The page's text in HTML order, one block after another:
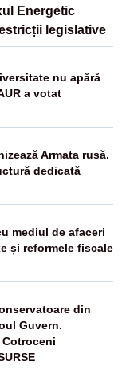
Energetic
legislative
nu apără
a votat
Armata rusă.
dedicată
mediul de afaceri
și reformele fiscale
din
Guvern.